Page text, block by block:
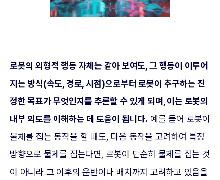
로봇의 외형적 행동 자체는 같아 보여도, 그 행동이 이루어
지는 방식(속도, 경로, 시점)으로부터 로봇이 추구하는 진
정한 목표가 무엇인지를 추론할 수 있게 되며, 이는 로봇의
내부 의도를 이해하는 데 도움이 됩니다. 예를 들어 로봇이
물체를 집는 동작을 할 때도, 다음 동작을 고려하여 특정
방향으로 물체를 집는다면, 로봇이 단순히 물체를 집는 것
이 아니라 그 이후의 운반이나 배치까지 고려하고 있음을